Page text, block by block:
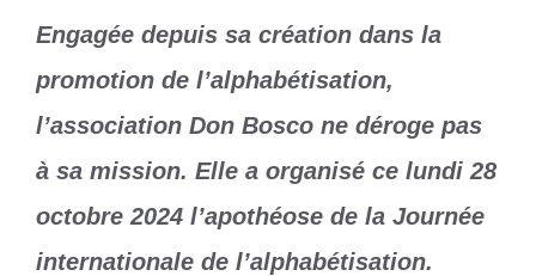
Engagée depuis sa création dans la
promotion de l’alphabétisation,
l’association Don Bosco ne déroge pas
à sa mission. Elle a organisé ce lundi 28
octobre 2024 l’apothéose de la Journée
internationale de l’alphabétisation.